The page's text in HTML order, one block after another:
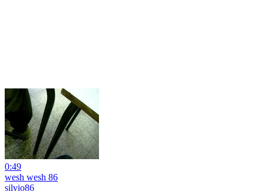
0:49
wesh wesh 86
silvio86